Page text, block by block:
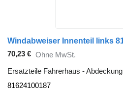
70,23 € Ohne MwSt.
Ersatzteile Fahrerhaus - Abdeckung
81624100187